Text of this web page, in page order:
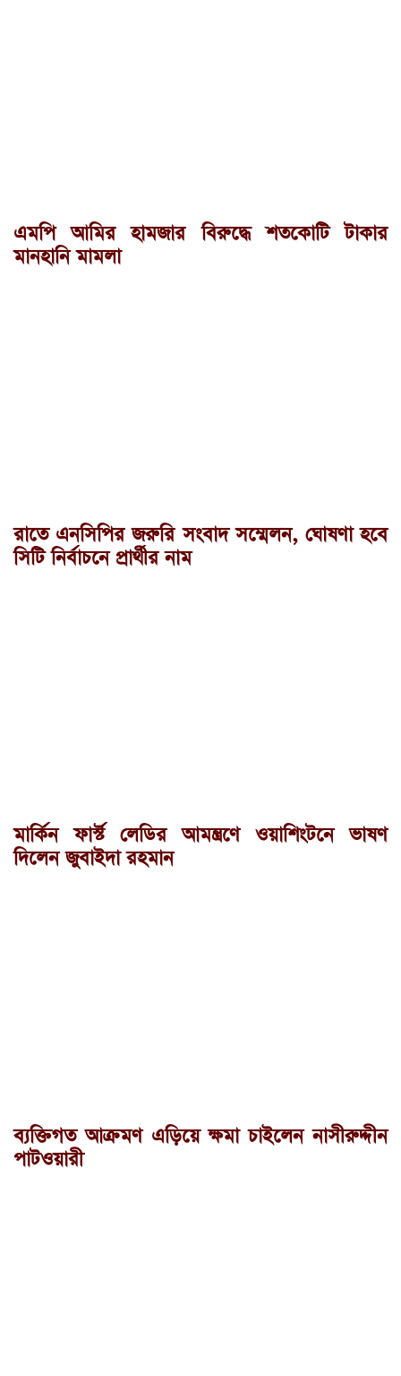
এমপি আমির হামজার বিরুদ্ধে শতকোটি টাকার
মানহানি মামলা
রাতে এনসিপির জরুরি সংবাদ সম্মেলন, ঘোষণা হবে
সিটি নির্বাচনে প্রার্থীর নাম
মার্কিন ফার্স্ট লেডির আমন্ত্রণে ওয়াশিংটনে ভাষণ
দিলেন জুবাইদা রহমান
ব্যক্তিগত আক্রমণ এড়িয়ে ক্ষমা চাইলেন নাসীরুদ্দীন
পাটওয়ারী